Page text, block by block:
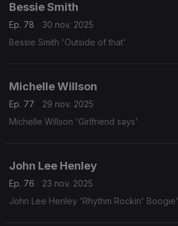
Bessie Smith
Ep. 78
30 nov. 2025
Bessie Smith 'Outside of that'
Michelle Willson
Ep. 77
29 nov. 2025
Michelle Willson 'Girlfriend says'
John Lee Henley
Ep. 76
23 nov. 2025
John Lee Henley 'Rhythm Rockin' Boogie'